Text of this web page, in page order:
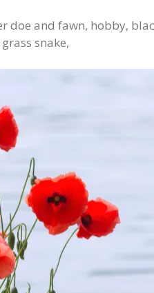
doe and fawn, hobby,
snake,